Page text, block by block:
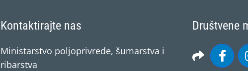
Kontaktirajte nas
Ministarstvo poljoprivrede, šumarstva i
ribarstva
Društvene